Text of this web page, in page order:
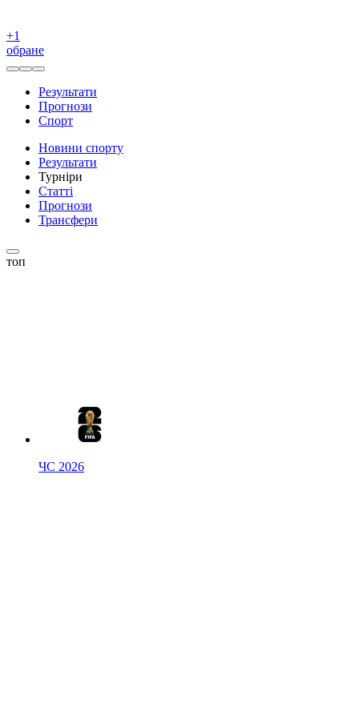
+1
обране
Результати
Прогнози
Спорт
Новини спорту
Результати
Турніри
Статті
Прогнози
Трансфери
топ
ЧС 2026